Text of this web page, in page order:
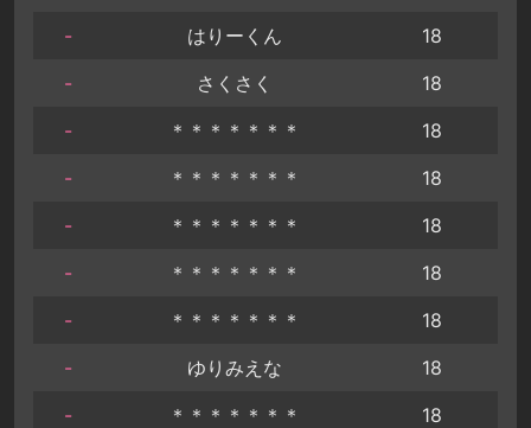
-
はりーくん
18
-
さくさく
18
-
＊＊＊＊＊＊＊
18
-
＊＊＊＊＊＊＊
18
-
＊＊＊＊＊＊＊
18
-
＊＊＊＊＊＊＊
18
-
＊＊＊＊＊＊＊
18
-
ゆりみえな
18
-
＊＊＊＊＊＊＊
18